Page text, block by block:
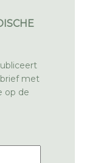
met
op de